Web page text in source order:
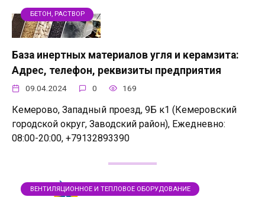
БЕТОН, РАСТВОР
База инертных материалов угля и керамзита:
Адрес, телефон, реквизиты предприятия
09.04.2024 0 169
Кемерово, Западный проезд, 9Б к1 (Кемеровский
городской округ, Заводский район), Ежедневно:
08:00-20:00, +79132893390
ВЕНТИЛЯЦИОННОЕ И ТЕПЛОВОЕ ОБОРУДОВАНИЕ